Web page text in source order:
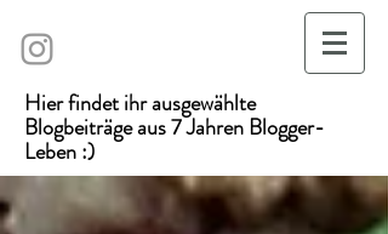
Hier findet ihr ausgewählte
Blogbeiträge aus 7 Jahren Blogger-
Leben :)